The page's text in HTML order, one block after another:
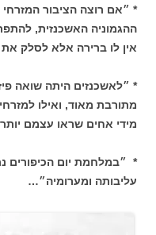
* ״אם רוצה הציבור
ההגמוניה האשכנזית,
אין לו ברירה אלא לסלק
* ״לאשכנזים היתה שואה
מתורבת מאוד, ואילו
מידי אחים שראו עצמם
* ״במלחמת יום הכיפורים
עליבותה ומערומיה״…